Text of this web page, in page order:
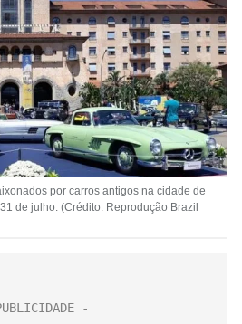
por carros antigos na cidade de
de julho. (Crédito: Reprodução Brazil